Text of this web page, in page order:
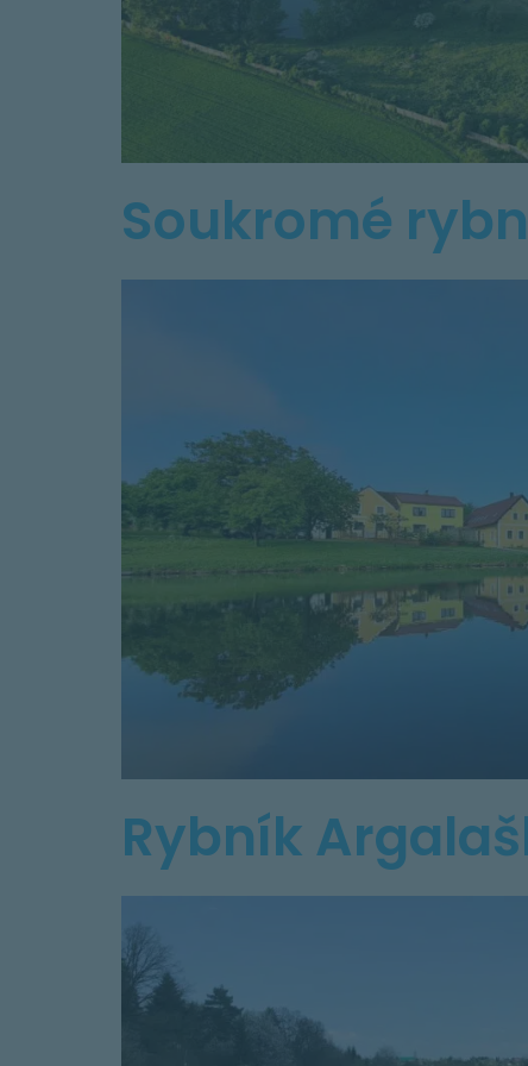
Soukromé
Rybník